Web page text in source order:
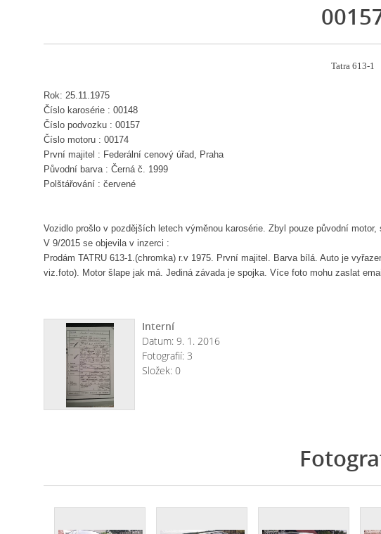
Tatra 613-1
Rok: 25.11.1975
Číslo karosérie : 00148
Číslo podvozku : 00157
Číslo motoru : 00174
První majitel : Federální cenový úřad, Praha
Původní barva : Černá č. 1999
Polštářování : červené
Vozidlo prošlo v pozdějších letech výměnou karosérie. Zbyl pouze původní
V 9/2015 se objevila v inzerci :
Prodám TATRU 613-1.(chromka) r.v 1975. První majitel. Barva bílá. Auto je
viz.foto). Motor šlape jak má. Jediná závada je spojka. Více foto mohu zaslat
Interní
Datum: 9. 1. 2016
Fotografií: 3
Složek: 0